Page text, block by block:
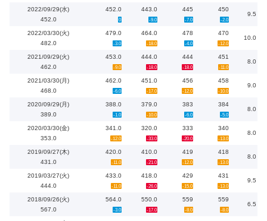
2022/09/29(水)
452.0
452.0
0
443.0
-9.0
445
-7.0
450
-2.0
9.5
2022/03/30(火)
482.0
479.0
-3.0
464.0
-18.0
478
-4.0
470
-12.0
10.0
2021/09/29(火)
462.0
453.0
-9.0
444.0
-18.0
444
-18.0
451
-11.0
8.0
2021/03/30(月)
468.0
462.0
-6.0
451.0
-17.0
456
-12.0
458
-10.0
9.0
2020/09/29(月)
389.0
388.0
-1.0
379.0
-10.0
383
-6.0
384
-5.0
8.0
2020/03/30(金)
353.0
341.0
-12.0
320.0
-33.0
333
-20.0
340
-13.0
8.0
2019/09/27(木)
431.0
420.0
-11.0
410.0
-21.0
419
-12.0
418
-13.0
8.0
2019/03/27(火)
444.0
433.0
-11.0
418.0
-26.0
429
-15.0
431
-13.0
9.5
2018/09/26(火)
567.0
564.0
-3.0
550.0
-17.0
559
-8.0
559
-8.0
6.5